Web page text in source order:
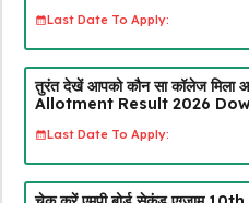
Last Date To Apply:
तुरंत देखें आपको कौन सा कॉलेज
Allotment Result 2026
Last Date To Apply: